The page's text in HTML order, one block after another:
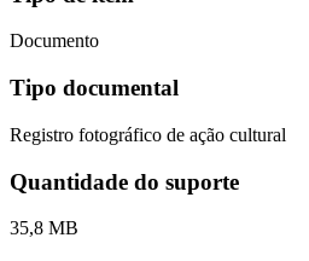
Documento
Tipo documental
Registro fotográfico de ação cultural
Quantidade do suporte
35,8 MB